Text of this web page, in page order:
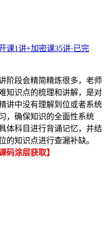
课1讲+加密课35讲·已完
阶段会精简精炼很多，老师
知识点的梳理和讲解，是对
讲中没有理解到位或者系统
，确保知识的全面性系统
体科目进行背诵记忆，并结
的知识点进行查漏补缺。
码涂层获取】